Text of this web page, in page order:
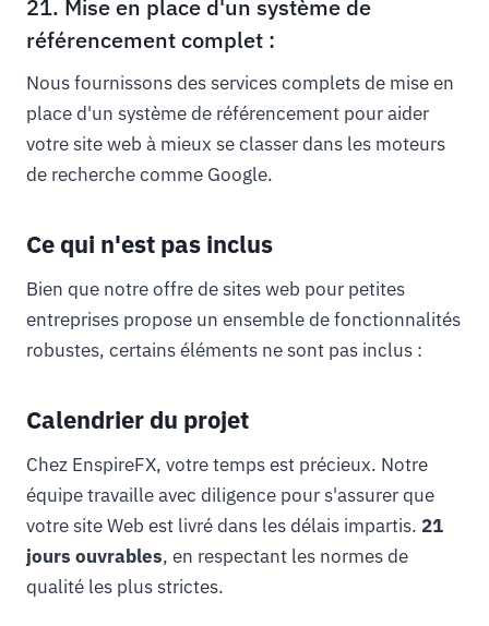
21. Mise en place d'un système de
référencement complet :
Nous fournissons des services complets de mise en
place d'un système de référencement pour aider
votre site web à mieux se classer dans les moteurs
de recherche comme Google.
Ce qui n'est pas inclus
Bien que notre offre de sites web pour petites
entreprises propose un ensemble de fonctionnalités
robustes, certains éléments ne sont pas inclus :
Calendrier du projet
Chez EnspireFX, votre temps est précieux. Notre
équipe travaille avec diligence pour s'assurer que
votre site Web est livré dans les délais impartis. 21
jours ouvrables, en respectant les normes de
qualité les plus strictes.